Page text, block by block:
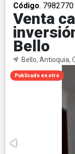
Código. 7982770
Venta
Bello
Bello, Antioquia,
Publicado en otro